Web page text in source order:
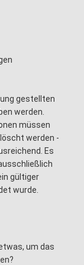
gestellten
werden.
müssen
werden -
Es
gültiger
wurde.
um das